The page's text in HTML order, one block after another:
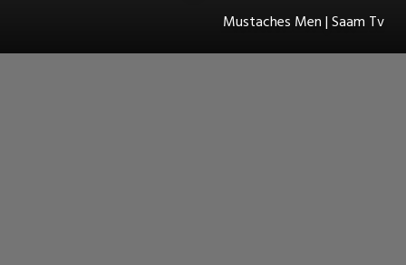
Mustaches Men | Saam Tv